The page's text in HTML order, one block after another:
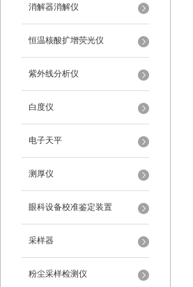
消解器消解仪
恒温核酸扩增荧光仪
紫外线分析仪
白度仪
电子天平
测厚仪
眼科设备校准鉴定装置
采样器
粉尘采样检测仪